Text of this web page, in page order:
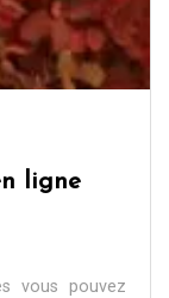
ligne
vous pouvez